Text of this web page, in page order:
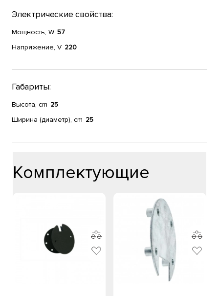
Электрические свойства:
Мощность, W 57
Напряжение, V 220
Габариты:
Высота, cm 25
Ширина (диаметр), cm 25
Комплектующие